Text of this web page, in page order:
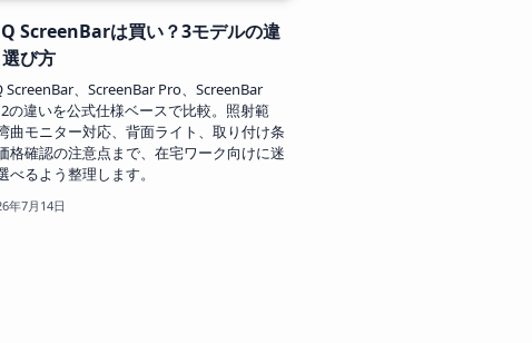
ScreenBarは買い？3モデルの違
び方
ScreenBar、ScreenBar Pro、ScreenBar
の違いを公式仕様ベースで比較。照射範
曲モニター対応、背面ライト、取り付け条
格確認の注意点まで、在宅ワーク向けに迷
べるよう整理します。
年7月14日